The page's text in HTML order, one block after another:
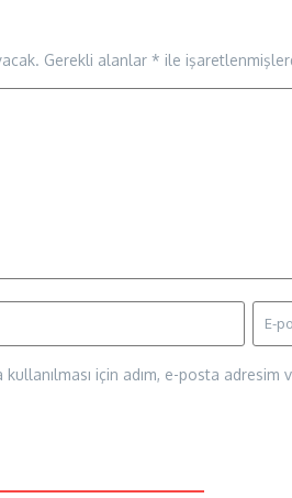
Gerekli alanlar * ile
için adım, e-posta adresim